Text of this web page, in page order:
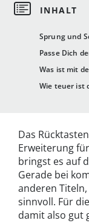
Sprung und
Passe Dich
Was ist mit
Wie teuer ist
Das
Erweiterung
bringst es auf
Gerade bei
anderen
sinnvoll. Für die
damit also gut